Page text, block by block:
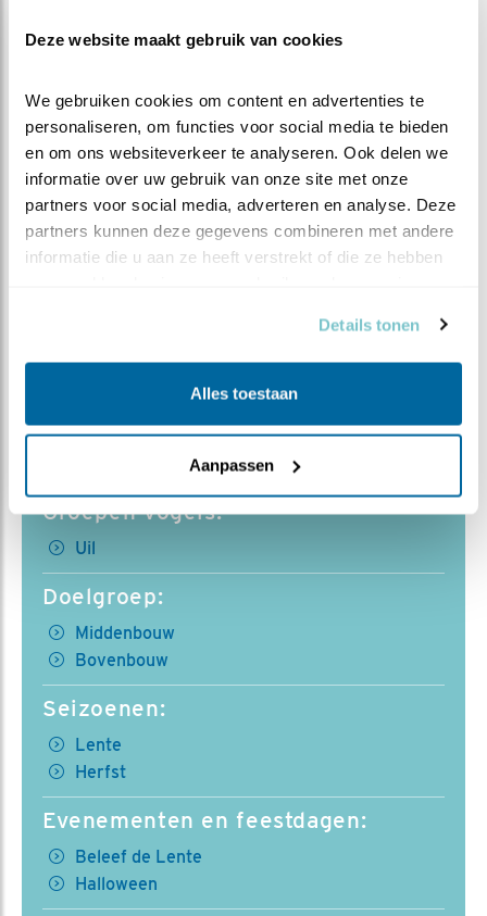
Deze website maakt gebruik van cookies
We gebruiken cookies om content en advertenties te
personaliseren, om functies voor social media te bieden
en om ons websiteverkeer te analyseren. Ook delen we
informatie over uw gebruik van onze site met onze
partners voor social media, adverteren en analyse. Deze
partners kunnen deze gegevens combineren met andere
informatie die u aan ze heeft verstrekt of die ze hebben
Details tonen
Alles toestaan
Aanpassen
Duur:
60 min
Steenuil
Groepen vogels:
Uil
Doelgroep:
Middenbouw
Bovenbouw
Seizoenen:
Lente
Herfst
Evenementen en feestdagen:
Beleef de Lente
Halloween